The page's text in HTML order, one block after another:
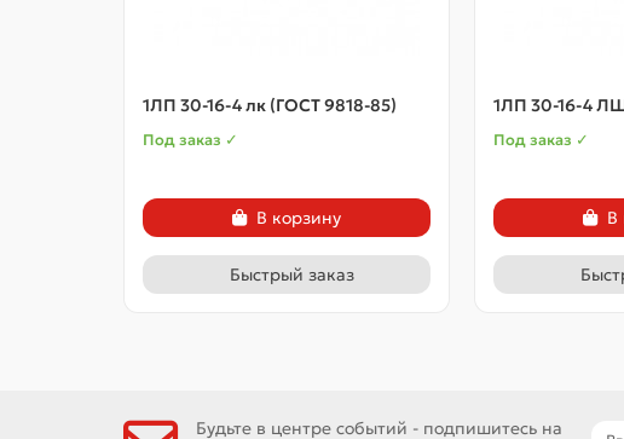
1ЛП 30-16-4 лк (ГОСТ 9818-85)
Под заказ ✓
В корзину
Быстрый заказ
1ЛП 30-16-4
Под заказ ✓
В
Будьте в центре событий - подпишитесь на